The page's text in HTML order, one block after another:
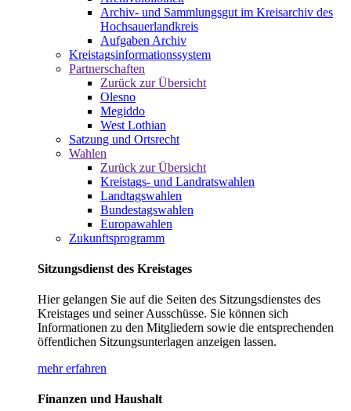
Archiv- und Sammlungsgut im Kreisarchiv des
Hochsauerlandkreis
Aufgaben Archiv
Kreistagsinformationssystem
Partnerschaften
Zurück zur Übersicht
Olesno
Megiddo
West Lothian
Satzung und Ortsrecht
Wahlen
Zurück zur Übersicht
Kreistags- und Landratswahlen
Landtagswahlen
Bundestagswahlen
Europawahlen
Zukunftsprogramm
Sitzungsdienst des Kreistages
Hier gelangen Sie auf die Seiten des Sitzungsdienstes des
Kreistages und seiner Ausschüsse. Sie können sich
Informationen zu den Mitgliedern sowie die entsprechenden
öffentlichen Sitzungsunterlagen anzeigen lassen.
mehr erfahren
Finanzen und Haushalt